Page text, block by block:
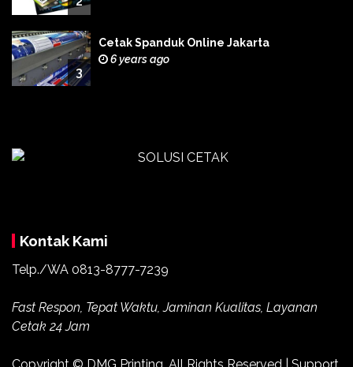
3
Cetak Spanduk Online Jakarta
6 years ago
Kontak Kami
Telp./WA 0813-8777-7239
Fast Respon, Tepat Waktu, Jaminan Kualitas, Layanan
Cetak 24 Jam